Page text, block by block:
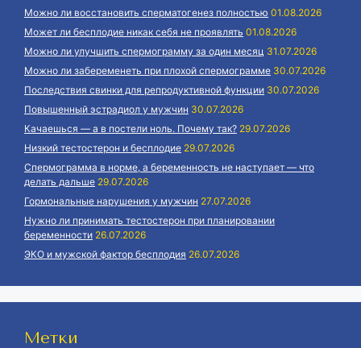
Можно ли восстановить сперматогенез полностью 01.08.2026
Может ли бесплодие никак себя не проявлять 01.08.2026
Можно ли улучшить спермограмму за один месяц 31.07.2026
Можно ли забеременеть при плохой спермограмме 30.07.2026
Последствия свинки для репродуктивной функции 30.07.2026
Повышенный эстрадиол у мужчин 30.07.2026
Качаешься — а в постели ноль. Почему так? 29.07.2026
Низкий тестостерон и бесплодие 29.07.2026
Спермограмма в норме, а беременность не наступает — что
делать дальше 29.07.2026
Гормональные нарушения у мужчин 27.07.2026
Нужно ли принимать тестостерон при планировании
беременности 26.07.2026
ЭКО и мужской фактор бесплодия 26.07.2026
Метки